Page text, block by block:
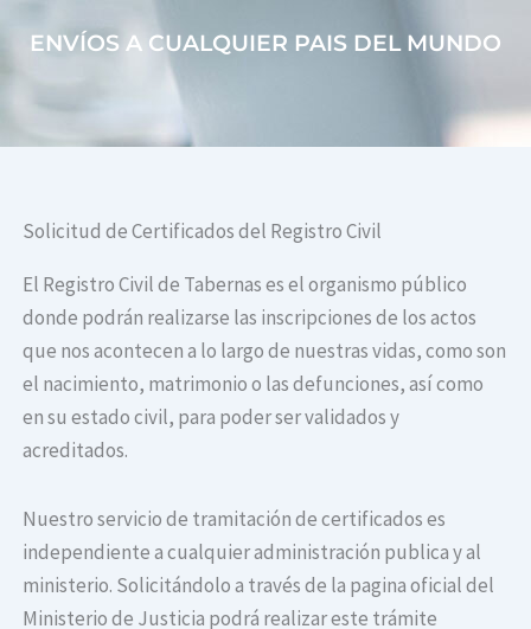
ENVÍOS A CUALQUIER PAIS DEL MUNDO
Solicitud de Certificados del Registro Civil
El Registro Civil de Tabernas es el organismo público
donde podrán realizarse las inscripciones de los actos
que nos acontecen a lo largo de nuestras vidas, como son
el nacimiento, matrimonio o las defunciones, así como
en su estado civil, para poder ser validados y
acreditados.
Nuestro servicio de tramitación de certificados es
independiente a cualquier administración publica y al
ministerio. Solicitándolo a través de la pagina oficial del
Ministerio de Justicia podrá realizar este trámite